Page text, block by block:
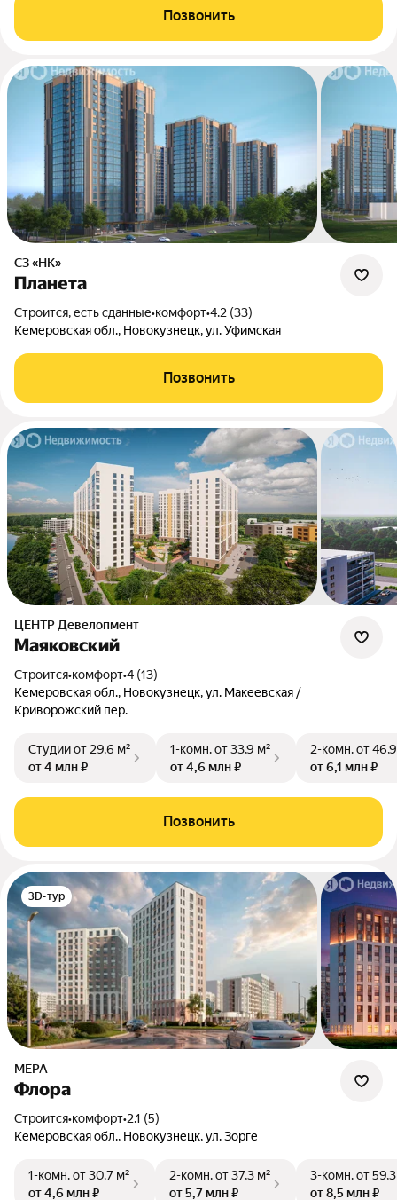
Позвонить
СЗ «НК»
Планета
Строится, есть сданные•комфорт•4.2 (33)
Кемеровская обл., Новокузнецк, ул. Уфимская
Позвонить
ЦЕНТР Девелопмент
Маяковский
Строится•комфорт•4 (13)
Кемеровская обл., Новокузнецк, ул. Макеевская /
Криворожский пер.
Студииот 29,6 м²
от 4 млн ₽
1-комн.от 33,9 м²
от 4,6 млн ₽
2-комн.от
от 6,1 млн ₽
Позвонить
3D-тур
МЕРА
Флора
Строится•комфорт•2.1 (5)
Кемеровская обл., Новокузнецк, ул. Зорге
1-комн.от 30,7 м²
от 4,6 млн ₽
2-комн.от 37,3 м²
от 5,7 млн ₽
3-комн.от
от 8,5 млн ₽